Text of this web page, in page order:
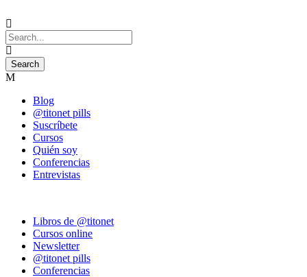
Blog
@titonet pills
Suscríbete
Cursos
Quién soy
Conferencias
Entrevistas
Libros de @titonet
Cursos online
Newsletter
@titonet pills
Conferencias